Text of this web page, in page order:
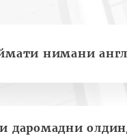
нимани
даромадни